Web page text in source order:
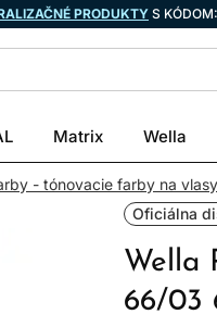
PRODUKTY S KÓDOM:
Matrix Wella
- tónovacie farby na vlasy
Oficiálna
Wella
66/03